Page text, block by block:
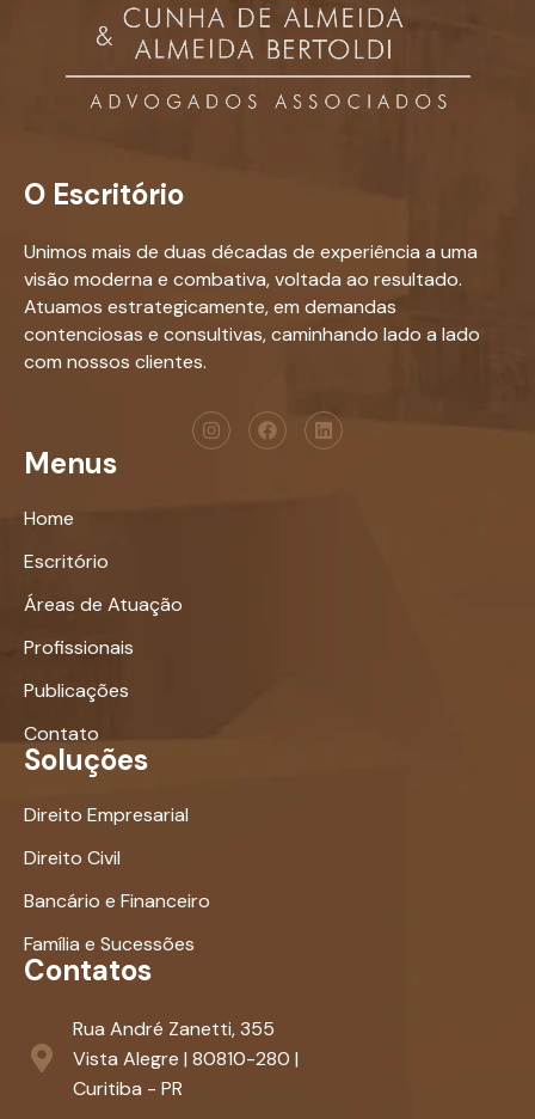
O Escritório
Unimos mais de duas décadas de experiência a uma
visão moderna e combativa, voltada ao resultado.
Atuamos estrategicamente, em demandas
contenciosas e consultivas, caminhando lado a lado
com nossos clientes.
Menus
Home
Escritório
Áreas de Atuação
Profissionais
Publicações
Contato
Soluções
Direito Empresarial
Direito Civil
Bancário e Financeiro
Família e Sucessões
Contatos
Rua André Zanetti, 355
Vista Alegre | 80810-280 |
Curitiba - PR